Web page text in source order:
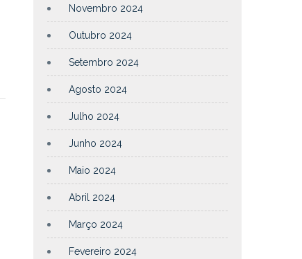
Novembro 2024
Outubro 2024
Setembro 2024
Agosto 2024
Julho 2024
Junho 2024
Maio 2024
Abril 2024
Março 2024
Fevereiro 2024